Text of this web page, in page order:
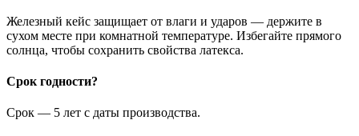
Железный кейс защищает от влаги и ударов — держите в
сухом месте при комнатной температуре. Избегайте прямого
солнца, чтобы сохранить свойства латекса.
Срок годности?
Срок — 5 лет с даты производства.